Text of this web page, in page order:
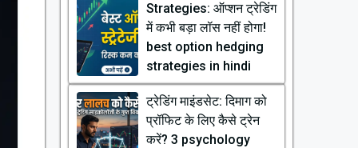
Strategies: ऑप्शन ट्रेडिंग
में कभी बड़ा लॉस नहीं होगा!
best option hedging
strategies in hindi
ट्रेडिंग माइंडसेट: दिमाग को
प्रॉफिट के लिए कैसे ट्रेन
करें? 3 psychology